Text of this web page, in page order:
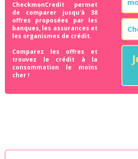
CheckmonCredit permet
de comparer jusqu'à 38
offres proposées par les
banques, les assurances et
les organismes de crédit.
Comparez les offres et
trouvez le crédit à la
consommation le moins
cher !